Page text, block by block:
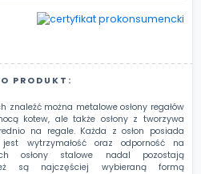
PRODUKT:
znaleźć można metalowe osłony regałów
kotew, ale także osłony z tworzywa
na regale. Każda z osłon posiada
wytrzymałość oraz odporność na
osłony stalowe nadal pozostają
są najczęściej wybieraną formą